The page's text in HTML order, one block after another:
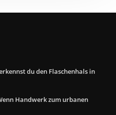
du den Flaschenhals in
Handwerk zum urbanen